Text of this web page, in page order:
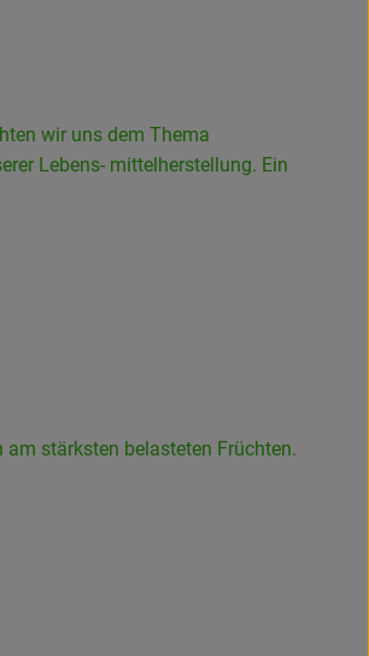
wir uns dem Thema
Lebens- mittelherstellung. Ein
stärksten belasteten Früchten.